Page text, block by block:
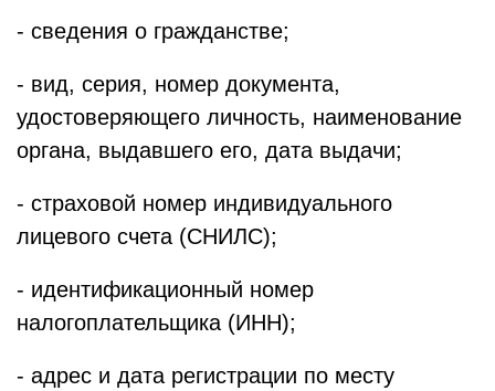
- сведения о гражданстве;
- вид, серия, номер документа,
удостоверяющего личность, наименование
органа, выдавшего его, дата выдачи;
- страховой номер индивидуального
лицевого счета (СНИЛС);
- идентификационный номер
налогоплательщика (ИНН);
- адрес и дата регистрации по месту